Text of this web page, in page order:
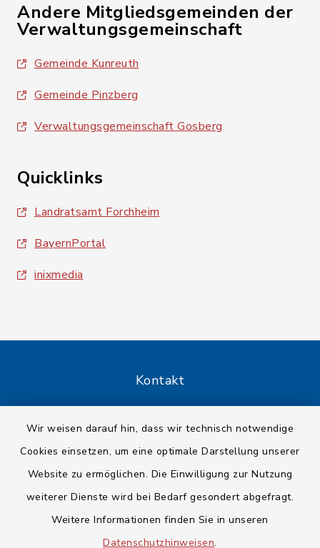
Wir weisen darauf hin, dass wir technisch notwendige
Cookies einsetzen, um eine optimale Darstellung unserer
Website zu ermöglichen. Die Einwilligung zur Nutzung
weiterer Dienste wird bei Bedarf gesondert abgefragt.
Weitere Informationen finden Sie in unseren
Datenschutzhinweisen.
Andere Mitgliedsgemeinden der
Verwaltungsgemeinschaft
Gemeinde Kunreuth
Gemeinde Pinzberg
Verwaltungsgemeinschaft Gosberg
Quicklinks
Landratsamt Forchheim
BayernPortal
inixmedia
Kontakt
Datenschutz
Impressum
Sitemap